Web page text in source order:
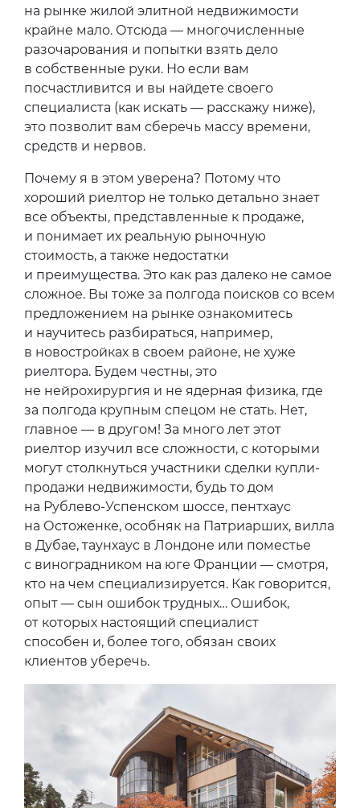
на рынке жилой элитной недвижимости
крайне мало. Отсюда — многочисленные
разочарования и попытки взять дело
в собственные руки. Но если вам
посчастливится и вы найдете своего
специалиста (как искать — расскажу ниже),
это позволит вам сберечь массу времени,
средств и нервов.
Почему я в этом уверена? Потому что
хороший риелтор не только детально знает
все объекты, представленные к продаже,
и понимает их реальную рыночную
стоимость, а также недостатки
и преимущества. Это как раз далеко не самое
сложное. Вы тоже за полгода поисков со всем
предложением на рынке ознакомитесь
и научитесь разбираться, например,
в новостройках в своем районе, не хуже
риелтора. Будем честны, это
не нейрохирургия и не ядерная физика, где
за полгода крупным спецом не стать. Нет,
главное — в другом! За много лет этот
риелтор изучил все сложности, с которыми
могут столкнуться участники сделки купли-
продажи недвижимости, будь то дом
на Рублево-Успенском шоссе, пентхаус
на Остоженке, особняк на Патриарших, вилла
в Дубае, таунхаус в Лондоне или поместье
с виноградником на юге Франции — смотря,
кто на чем специализируется. Как говорится,
опыт — сын ошибок трудных… Ошибок,
от которых настоящий специалист
способен и, более того, обязан своих
клиентов уберечь.